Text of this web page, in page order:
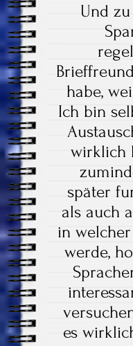
Und
habe,
Ich bin
wirklich
später
als auch
in
werde,
es